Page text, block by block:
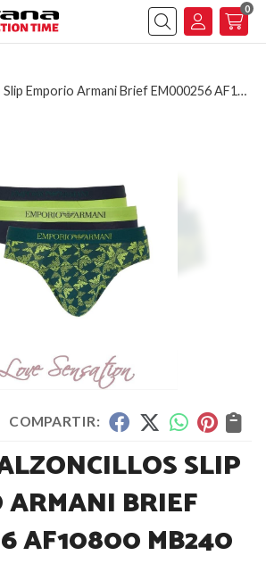
Buscar
0
Pack 3 Calzoncillos Slip Emporio Armani Brief EM000256 AF10800 MB240
COMPARTIR:
SLIP
ARMANI BRIEF
AF10800 MB240